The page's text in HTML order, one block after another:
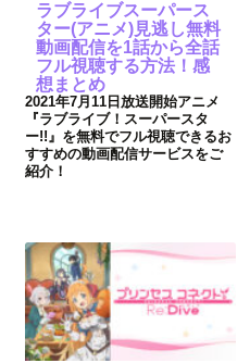
ラブライブスーパース
ター(アニメ)見逃し無料
動画配信を1話から全話
フル視聴する方法！感
想まとめ
2021年7月11日放送開始アニメ
『ラブライブ！スーパースタ
ー!!』を無料でフル視聴できるお
すすめの動画配信サービスをご
紹介！